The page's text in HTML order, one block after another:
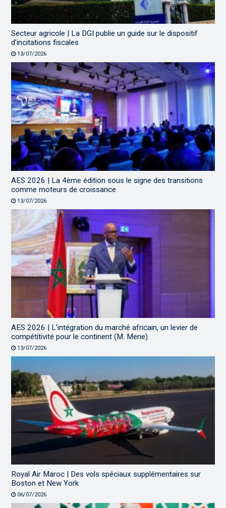
Secteur agricole | La DGI publie un guide sur le dispositif
d’incitations fiscales
13/07/2026
AES 2026 | La 4ème édition sous le signe des transitions
comme moteurs de croissance
13/07/2026
AES 2026 | L’intégration du marché africain, un levier de
compétitivité pour le continent (M. Mene)
13/07/2026
Royal Air Maroc | Des vols spéciaux supplémentaires sur
Boston et New York
06/07/2026